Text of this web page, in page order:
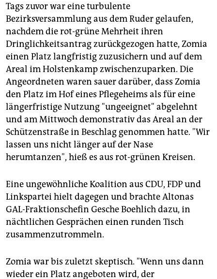
Tags zuvor war eine turbulente
Bezirksversammlung aus dem Ruder gelaufen,
nachdem die rot-grüne Mehrheit ihren
Dringlichkeitsantrag zurückgezogen hatte, Zomia
einen Platz langfristig zuzusichern und auf dem
Areal im Holstenkamp zwischenzuparken. Die
Angeordneten waren sauer darüber, dass Zomia
den Platz im Hof eines Pflegeheims als für eine
längerfristige Nutzung "ungeeignet" abgelehnt
und am Mittwoch demonstrativ das Areal an der
Schützenstraße in Beschlag genommen hatte. "Wir
lassen uns nicht länger auf der Nase
herumtanzen", hieß es aus rot-grünen Kreisen.
Eine ungewöhnliche Koalition aus CDU, FDP und
Linkspartei hielt dagegen und brachte Altonas
GAL-Fraktionschefin Gesche Boehlich dazu, in
nächtlichen Gesprächen einen runden Tisch
zusammenzutrommeln.
Zomia war bis zuletzt skeptisch. "Wenn uns dann
wieder ein Platz angeboten wird, der